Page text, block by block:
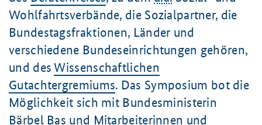
Wohlfahrtsverbände, die Sozialpartner, die
Bundestagsfraktionen, Länder und
verschiedene Bundeseinrichtungen gehören,
und desWissenschaftlichen
Gutachtergremiums. Das Symposium bot die
Möglichkeit sich mit Bundesministerin
Bärbel Bas und Mitarbeiterinnen und